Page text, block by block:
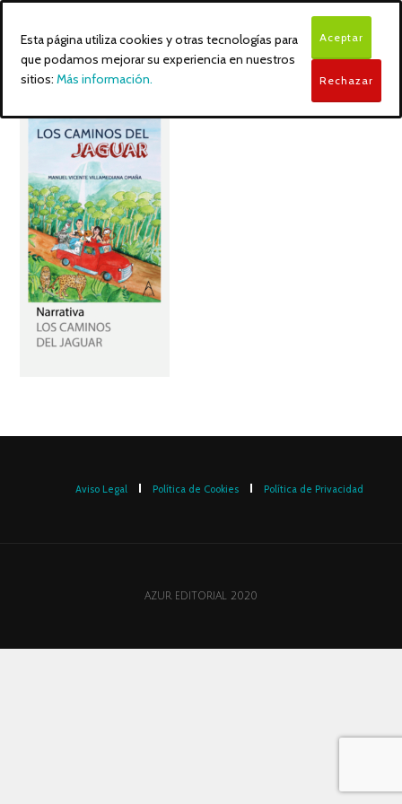
Aviso Legal Política de Cookies Política de Privacidad
AZUR EDITORIAL 2020
Esta página utiliza cookies y otras tecnologías para
que podamos mejorar su experiencia en nuestros
sitios: Más información.
Aceptar
Rechazar